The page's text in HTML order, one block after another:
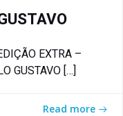
EXTRA –
GUSTAVO […]
Read more